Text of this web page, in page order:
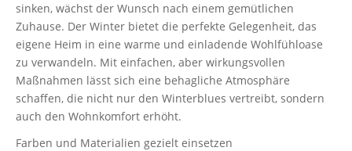
sinken, wächst der Wunsch nach einem gemütlichen
Zuhause. Der Winter bietet die perfekte Gelegenheit, das
eigene Heim in eine warme und einladende Wohlfühloase
zu verwandeln. Mit einfachen, aber wirkungsvollen
Maßnahmen lässt sich eine behagliche Atmosphäre
schaffen, die nicht nur den Winterblues vertreibt, sondern
auch den Wohnkomfort erhöht.
Farben und Materialien gezielt einsetzen